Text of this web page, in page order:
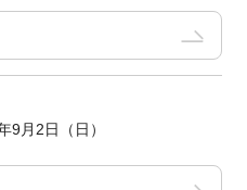
9月2日（日）